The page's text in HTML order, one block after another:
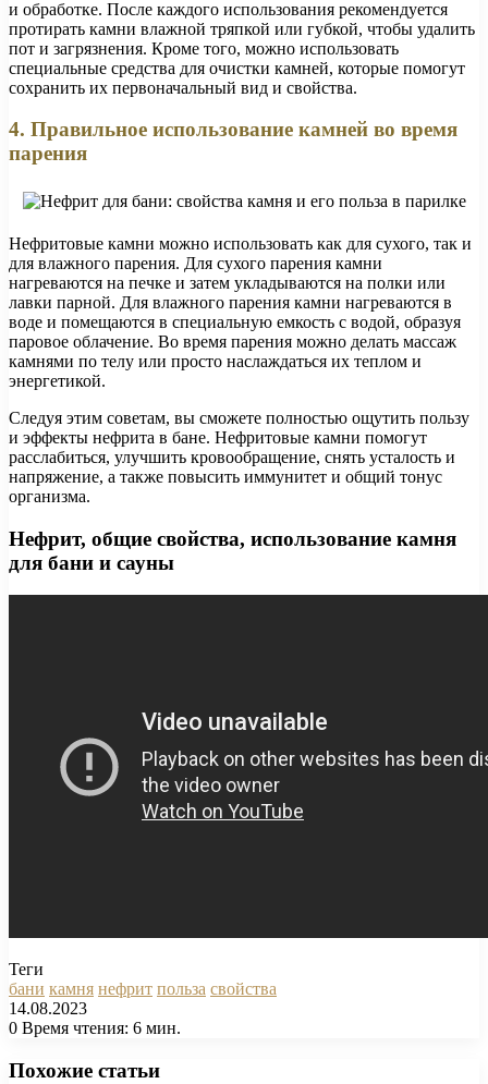
и обработке. После каждого использования рекомендуется
протирать камни влажной тряпкой или губкой, чтобы удалить
пот и загрязнения. Кроме того, можно использовать
специальные средства для очистки камней, которые помогут
сохранить их первоначальный вид и свойства.
4. Правильное использование камней во время
парения
Нефритовые камни можно использовать как для сухого, так и
для влажного парения. Для сухого парения камни
нагреваются на печке и затем укладываются на полки или
лавки парной. Для влажного парения камни нагреваются в
воде и помещаются в специальную емкость с водой, образуя
паровое облачение. Во время парения можно делать массаж
камнями по телу или просто наслаждаться их теплом и
энергетикой.
Следуя этим советам, вы сможете полностью ощутить пользу
и эффекты нефрита в бане. Нефритовые камни помогут
расслабиться, улучшить кровообращение, снять усталость и
напряжение, а также повысить иммунитет и общий тонус
организма.
Нефрит, общие свойства, использование камня
для бани и сауны
Теги
бани камня нефрит польза свойства
14.08.2023
0 Время чтения: 6 мин.
Похожие статьи